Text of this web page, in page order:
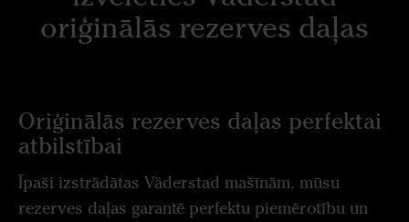
oriģinālās rezerves daļas
Oriģinālās rezerves daļas perfektai
atbilstībai
Īpaši izstrādātas Väderstad mašīnām, mūsu
rezerves daļas garantē perfektu piemērotību un